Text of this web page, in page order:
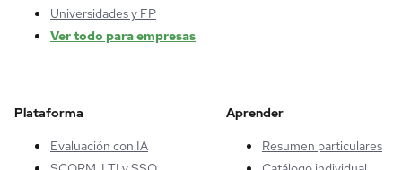
Universidades y FP
Ver todo para empresas
Plataforma
Evaluación con IA
Aprender
Resumen particulares